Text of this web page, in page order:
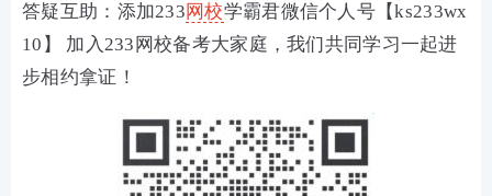
答疑互助：添加233网校学霸君微信个人号【ks233wx
10】 加入233网校备考大家庭，我们共同学习一起进
步相约拿证！